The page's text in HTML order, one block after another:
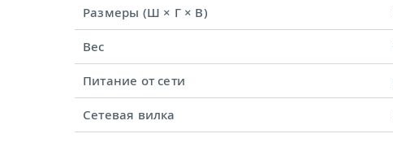
Размеры (Ш × Г × В)
Вес
Питание от сети
Сетевая вилка